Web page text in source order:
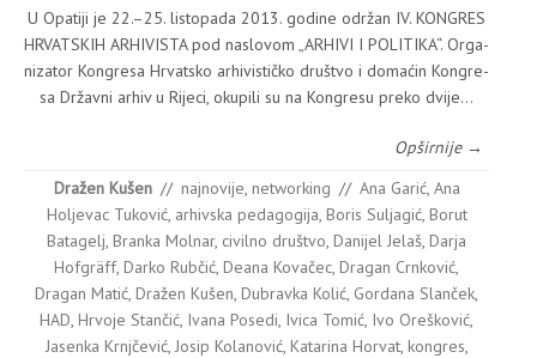
U Opa­ti­ji je 22.–25. lis­to­pa­da 2013. godi­ne odr­žan IV. KONGRES
HRVATSKIH ARHIVISTA pod nas­lo­vom „ARHIVI I POLITIKA“. Orga­
ni­za­tor Kon­gre­sa Hrvat­sko arhi­vis­tič­ko druš­tvo i doma­ćin Kon­gre­
sa Držav­ni arhiv u Rije­ci, oku­pi­li su na Kon­gre­su pre­ko dvi­je…
Opširnije →
Dražen Kušen // najnovije, networking // Ana Garić, Ana
Holjevac Tuković, arhivska pedagogija, Boris Suljagić, Borut
Batagelj, Branka Molnar, civilno društvo, Danijel Jelaš, Darja
Hofgräff, Darko Rubčić, Deana Kovačec, Dragan Crnković,
Dragan Matić, Dražen Kušen, Dubravka Kolić, Gordana Slanček,
HAD, Hrvoje Stančić, Ivana Posedi, Ivica Tomić, Ivo Orešković,
Jasenka Krnj­če­vić, Josip Kolanović, Katarina Horvat, kongres,